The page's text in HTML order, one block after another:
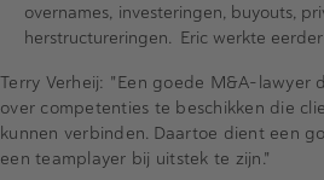
overnames, investeringen, buyouts,
herstructureringen. Eric werkte
Terry Verheij: "Een goede M&A-lawyer
over competenties te beschikken die
kunnen verbinden. Daartoe dient een
een teamplayer bij uitstek te zijn."